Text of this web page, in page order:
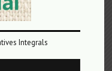
Integrals